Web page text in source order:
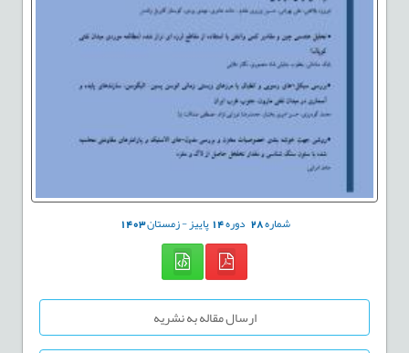
شماره28 دوره14پاییز - زمستان1403
ارسال مقاله به نشریه